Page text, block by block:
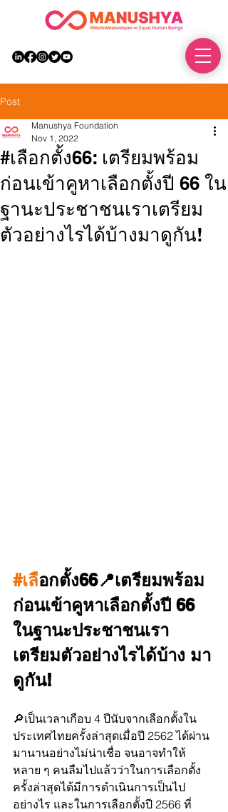
Post
#เลือกตั้ง66: เตรียมพร้อม
ก่อนเข้าคูหาเลือกตั้งปี 66 ใน
ฐานะประชาชนเราเตรียม
ตัวอย่างไรได้บ้างมาดูกัน!
Manushya Foundation
Nov 1, 2022
#เลือกตั้ง66📍เตรียมพร้อม
ก่อนเข้าคูหาเลือกตั้งปี 66
ในฐานะประชาชนเรา
เตรียมตัวอย่างไรได้บ้าง มา
ดูกัน!
🔎เป็นเวลาเกือบ 4 ปีนับจากเลือกตั้งใน
ประเทศไทยครั้งล่าสุดเมื่อปี 2562 ได้ผ่าน
มานานอย่างไม่น่าเชื่อ จนอาจทำให้
หลาย ๆ คนลืมไปแล้วว่าในการเลือกตั้ง
ครั้งล่าสุดได้มีการดำเนินการเป็นไป
อย่างไร และในการเลือกตั้งปี 2566 ที่